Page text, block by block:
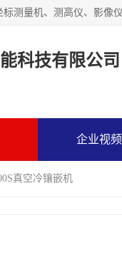
科技有限公司
企业视频
真空冷镶嵌机